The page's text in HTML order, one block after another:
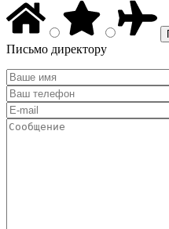
Письмо директору